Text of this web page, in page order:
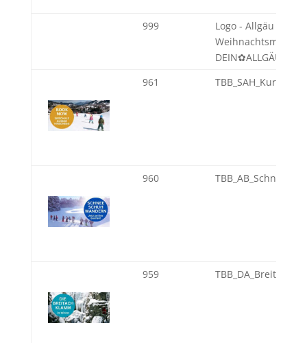
999
Logo - Allgäu
Weihnachtsmärkte -
DEIN✿ALLGÄU
961
960
959